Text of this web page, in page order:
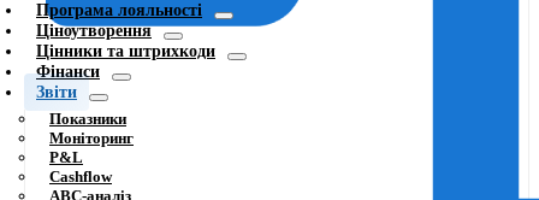
Програма лояльності
Ціноутворення
Цінники та штрихкоди
Фінанси
Звіти
Показники
Моніторинг
P&L
Cashflow
ABC-аналіз